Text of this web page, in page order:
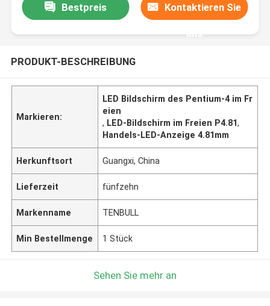
Bestpreis Kontaktieren Sie
uns
PRODUKT-BESCHREIBUNG
Markieren:
LED Bildschirm des Pentium-4 im Fr
eien
, LED-Bildschirm im Freien P4.81,
Handels-LED-Anzeige 4.81mm
Herkunftsort Guangxi, China
Lieferzeit fünfzehn
Markenname TENBULL
Min Bestellmenge 1 Stück
Sehen Sie mehr an